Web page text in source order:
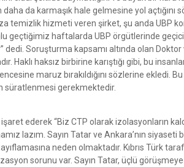
da karmaşık hale gelmesine yol açtığını
temizlik hizmeti veren şirket, şu anda UBP
geçtiğimiz haftalarda UBP örgütlerinde geçici
Soruşturma kapsamı altında olan Doktor
haksız birbirine karıştığı gibi, bu
maruz bırakıldığını sözlerine ekledi. Bu
süratlenmesi gerekmektedir.
ederek “Biz CTP olarak izolasyonların
lazım. Sayın Tatar ve Ankara’nın siyaseti
neden olmaktadır. Kıbrıs Türk
sorunu var. Sayın Tatar, üçlü görüşmeye